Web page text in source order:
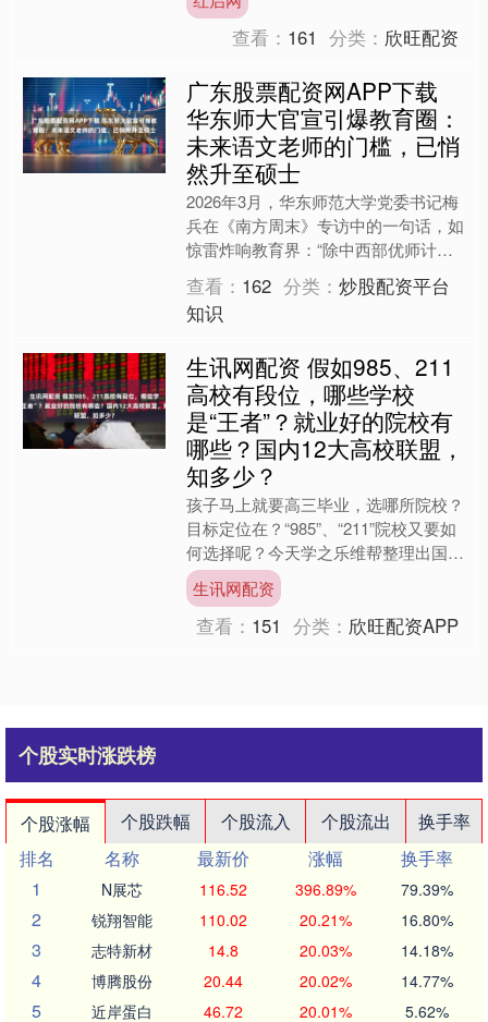
金量的优选。作为吉林省重....
查看： 161 分类： 欣旺配资
广东股票配资网APP下载
华东师大官宣引爆教育圈：
未来语文老师的门槛，已悄
然升至硕士
2026年3月，华东师范大学党委书记梅
兵在《南方周末》专访中的一句话，如
惊雷炸响教育界：“除中西部优师计划
外，学校师范生本科已不输出教师，培
养重心全面转向研究生....
查看： 162 分类：炒股配资平台
知识
生讯网配资 假如985、211
高校有段位，哪些学校
是“王者”？就业好的院校有
哪些？国内12大高校联盟，
知多少？
孩子马上就要高三毕业，选哪所院校？
目标定位在？“985”、“211”院校又要如
何选择呢？今天学之乐维帮整理出国内
重点院校，语言类TOP10院校、财经
类大学TOP....
生讯网配资
查看： 151 分类： 欣旺配资APP
个股实时涨跌榜
个股涨幅 个股跌幅 个股流入 个股流出
换手率
排名
名称 最新价 涨幅
换手率
1
N展芯 116.52 396.89% 79.39%
2 锐翔智能 110.02 20.21% 16.80%
3 志特新材 14.8 20.03% 14.18%
4 博腾股份 20.44 20.02% 14.77%
5 近岸蛋白 46.72 20.01% 5.62%